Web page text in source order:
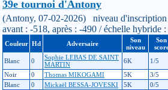
39e tournoi d'Antony
(Antony, 07-02-2026) niveau
avant : -518, après : -490 / échelle hybride
Couleur Hd Adversaire
Son
niveau
Son
Blanc
0
Sophie LEBAS DE SAINT
MARTIN
6K 1/5
Noir
0 Thomas MIKOGAMI 5K 3/5
Blanc
0 Mickaël BESSA-JOVESKI 5K 0/5